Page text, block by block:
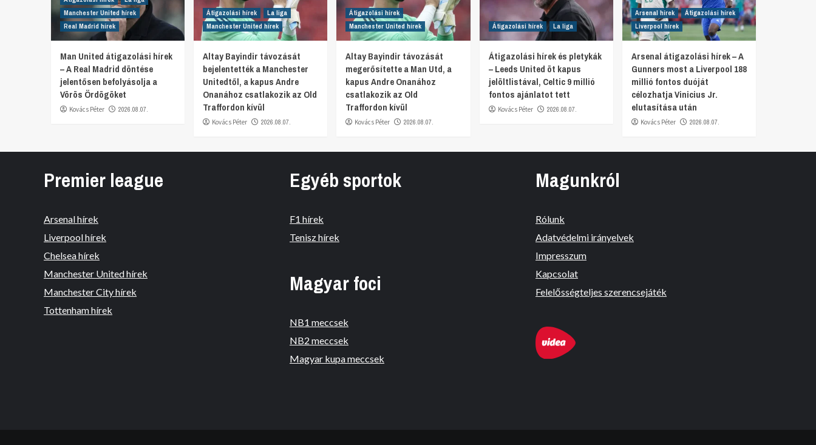
Manchester United hírek
Real Madrid hírek
Man United átigazolási hírek
– A Real Madrid döntése
jelentősen befolyásolja a
Vörös Ördögöket
Kovács Péter 2026.08.07.
Átigazolási hírek
La liga
Manchester United hírek
Altay Bayindir távozását
bejelentették a Manchester
Unitedtől, a kapus Andre
Onanához csatlakozik az Old
Traffordon kívül
Kovács Péter 2026.08.07.
Átigazolási hírek
Manchester United hírek
Altay Bayindir távozását
megerősítette a Man Utd, a
kapus Andre Onanához
csatlakozik az Old
Traffordon kívül
Kovács Péter 2026.08.07.
Átigazolási hírek La liga
Átigazolási hírek és pletykák
– Leeds United öt kapus
jelöltlistával, Celtic 9 millió
fontos ajánlatot tett
Kovács Péter 2026.08.07.
Arsenal hírek
Átigazolási hírek
Liverpool hírek
Arsenal átigazolási hírek – A
Gunners most a Liverpool 188
millió fontos duóját
célozhatja Vinicius Jr.
elutasítása után
Kovács Péter 2026.08.07.
Premier league
Arsenal hírek
Liverpool hírek
Chelsea hírek
Manchester United hírek
Manchester City hírek
Tottenham hírek
Egyéb sportok
F1 hírek
Tenisz hírek
Magyar foci
NB1 meccsek
NB2 meccsek
Magyar kupa meccsek
Magunkról
Rólunk
Adatvédelmi irányelvek
Impresszum
Kapcsolat
Felelősségteljes szerencsejáték